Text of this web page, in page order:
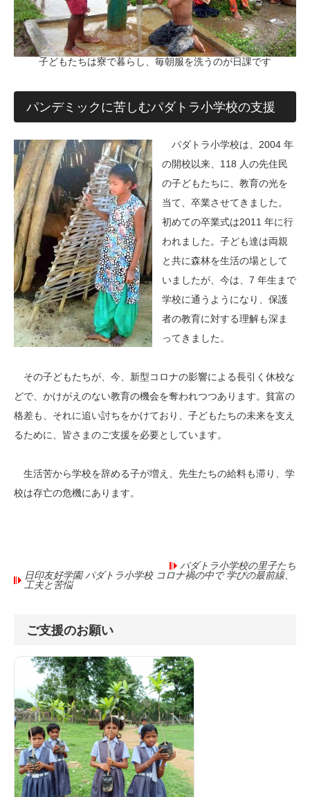
子どもたちは寮で暮らし、毎朝服を洗うのが日課です
パンデミックに苦しむパダトラ小学校の支援
パダトラ小学校は、2004 年
の開校以来、118 人の先住民
の子どもたちに、教育の光を
当て、卒業させてきました。
初めての卒業式は2011 年に行
われました。子ども達は両親
と共に森林を生活の場として
いましたが、今は、7 年生まで
学校に通うようになり、保護
者の教育に対する理解も深ま
ってきました。
その子どもたちが、今、新型コロナの影響による長引く休校な
どで、かけがえのない教育の機会を奪われつつあります。貧富の
格差も、それに追い討ちをかけており、子どもたちの未来を支え
るために、皆さまのご支援を必要としています。
生活苦から学校を辞める子が増え、先生たちの給料も滞り、学
校は存亡の危機にあります。
パダトラ小学校の里子たち
日印友好学園 パダトラ小学校 コロナ禍の中で 学びの最前線、
工夫と苦悩
ご支援のお願い